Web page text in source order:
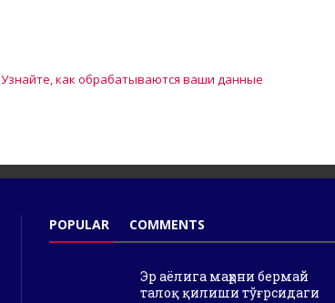
Узнайте, как обрабатываются ваши данные
POPULAR COMMENTS
Эр аёлига маҳрни бермай
талоқ қилиши тўғрсидаги